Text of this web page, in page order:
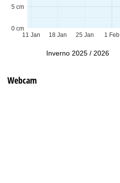
1 Feb
11 Jan 18 Jan 25 Jan
0 cm
5 cm
Inverno 2025 / 2026
Webcam